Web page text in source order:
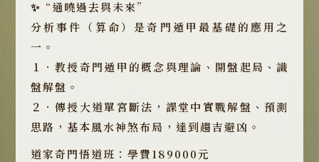
✨“通曉過去與未來”
分析事件（算命）是奇門遁甲最基礎的應用之
一。
１．教授奇門遁甲的概念與理論、開盤起局、識
盤解盤。
２．傳授大道單宮斷法，課堂中實戰解盤、預測
思路，基本風水神煞布局，達到趨吉避凶。
道家奇門悟道班：學費189000元